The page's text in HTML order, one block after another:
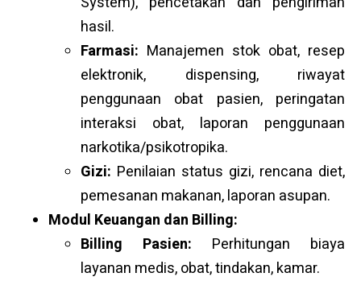
hasil.
Farmasi: Manajemen stok obat, resep
elektronik, dispensing, riwayat
penggunaan obat pasien, peringatan
interaksi obat, laporan penggunaan
narkotika/psikotropika.
Gizi: Penilaian status gizi, rencana diet,
pemesanan makanan, laporan asupan.
Modul Keuangan dan Billing:
Billing Pasien: Perhitungan biaya
layanan medis, obat, tindakan, kamar.